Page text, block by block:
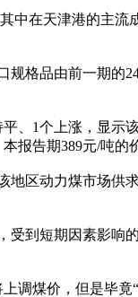
在天津港的主流
格品由前一期的
1个上涨，显示
告期389元/吨的
区动力煤市场供
到短期因素影响
煤价，但是毕